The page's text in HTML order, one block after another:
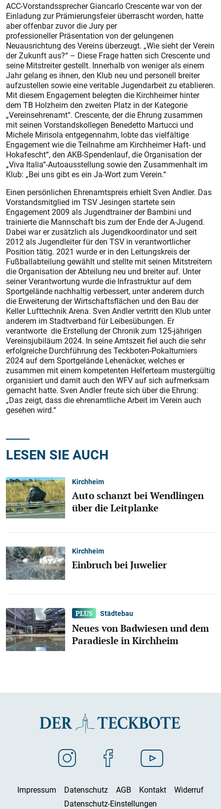
ACC-Vorstandssprecher Giancarlo Crescente war von der
Einladung zur Prämierungsfeier überrascht worden, hatte
aber offenbar zuvor die Jury per
professioneller Präsentation von der gelungenen
Neuausrichtung des Vereins überzeugt. „Wie sieht der Verein
der Zukunft aus?“ – Diese Frage hatten sich Crescente und
seine Mitstreiter gestellt. Innerhalb von weniger als einem
Jahr gelang es ihnen, den Klub neu und personell breiter
aufzustellen sowie eine veritable Jugendarbeit zu etablieren.
Mit diesem Engagement belegten die Kirchheimer hinter
dem TB Holzheim den zweiten Platz in der Kategorie
„Vereinsehrenamt“. Crescente, der die Ehrung zusammen
mit seinen Vorstandskollegen Benedetto Martucci und
Michele Mirisola entgegennahm, lobte das vielfältige
Engagement wie die Teilnahme am Kirchheimer Haft- und
Hokafescht“, den AKB-Spendenlauf, die Organisation der
„Viva Italia“-Autoausstellung sowie den Zusammenhalt im
Klub: „Bei uns gibt es ein Ja-Wort zum Verein.“
Einen persönlichen Ehrenamtspreis erhielt Sven Andler. Das
Vorstandsmitglied im TSV Jesingen startete sein
Engagement 2009 als Jugendtrainer der Bambini und
trainierte die Mannschaft bis zum der Ende der A-Jugend.
Dabei war er zusätzlich als Jugendkoordinator und seit
2012 als Jugendleiter für den TSV in verantwortlicher
Position tätig. 2021 wurde er in den Leitungskreis der
Fußballabteilung gewählt und stellte mit seinen Mitstreitern
die Organisation der Abteilung neu und breiter auf. Unter
seiner Verantwortung wurde die Infrastruktur auf dem
Sportgelände nachhaltig verbessert, unter anderem durch
die Erweiterung der Wirtschaftsflächen und den Bau der
Keller Lufttechnik Arena. Sven Andler vertritt den Klub unter
anderem im Stadtverband für Leibesübungen. Er
verantworte die Erstellung der Chronik zum 125-jährigen
Vereinsjubiläum 2024. In seine Amtszeit fiel auch die sehr
erfolgreiche Durchführung des Teckboten-Pokalturniers
2024 auf dem Sportgelände Lehenäcker, welches er
zusammen mit einem kompetenten Helferteam mustergültig
organisiert und damit auch den WFV auf sich aufmerksam
gemacht hatte. Sven Andler freute sich über die Ehrung:
„Das zeigt, dass die ehrenamtliche Arbeit im Verein auch
gesehen wird.“
LESEN SIE AUCH
Kirchheim
Auto schanzt bei Wendlingen
über die Leitplanke
Kirchheim
Einbruch bei Juwelier
Städtebau
Neues von Badwiesen und dem
Paradiesle in Kirchheim
Impressum Datenschutz AGB Kontakt
Widerruf
Datenschutz-Einstellungen